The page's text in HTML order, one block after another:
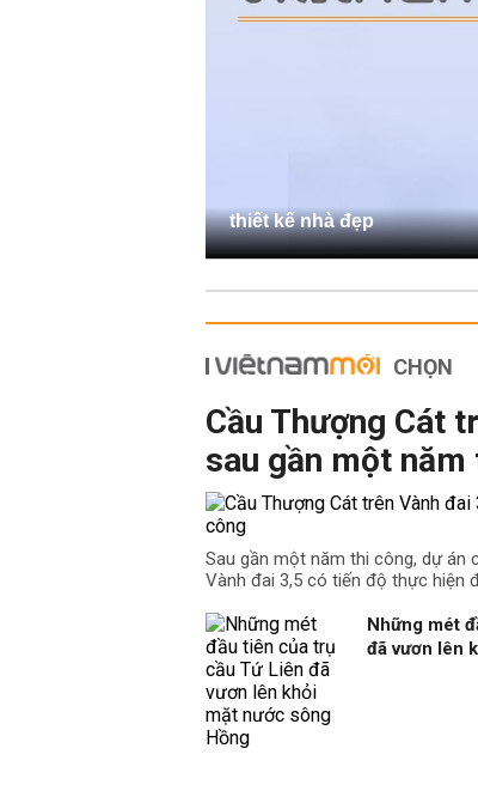
thiết kế nhà đẹp
CHỌN
Cầu Thượng Cát
sau gần một năm
Sau gần một năm thi công, dự án
Vành đai 3,5 có tiến độ thực hiện
Những mét
đã vươn lên